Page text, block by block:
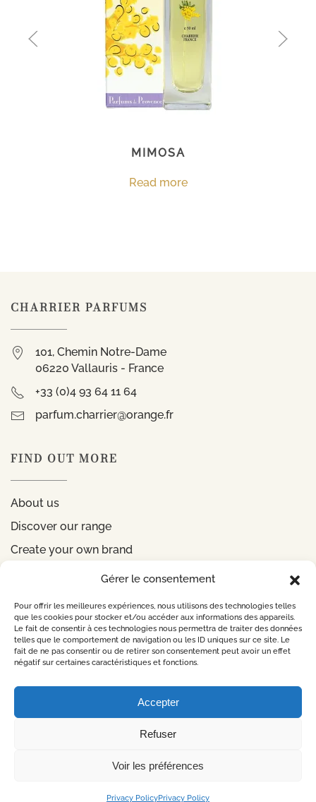
Gérer le consentement
Pour offrir les meilleures expériences, nous utilisons des technologies telles
que les cookies pour stocker et/ou accéder aux informations des appareils.
Le fait de consentir à ces technologies nous permettra de traiter des données
telles que le comportement de navigation ou les ID uniques sur ce site. Le
fait de ne pas consentir ou de retirer son consentement peut avoir un effet
négatif sur certaines caractéristiques et fonctions.
Accepter
Refuser
Voir les préférences
Privacy PolicyPrivacy Policy
MIMOSA
Read more
CHARRIER PARFUMS
101, Chemin Notre-Dame
06220 Vallauris - France
+33 (0)4 93 64 11 64
parfum.charrier@orange.fr
FIND OUT MORE
About us
Discover our range
Create your own brand
Legal notice
Privacy Policy